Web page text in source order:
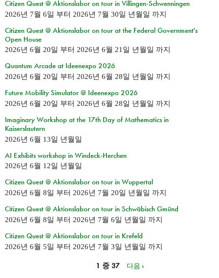
Citizen Quest @ Aktionslabor on tour in Villingen-Schwenningen
2026년 7월 6일 부터 2026년 7월 30일 년월일 까지
Citizen Quest @ Aktionslabor on tour at the Federal Government's
Open House
2026년 6월 20일 부터 2026년 6월 21일 년월일 까지
Quantum Arcade at Ideenexpo 2026
2026년 6월 20일 부터 2026년 6월 28일 년월일 까지
Future Mobility Simulator @ Ideenexpo 2026
2026년 6월 20일 부터 2026년 6월 28일 년월일 까지
Imaginary Workshop at the 17th Day of Mathematics in
Kaiserslautern
2026년 6월 13일 년월일
AI Exhibits workshop in Windeck-Herchen
2026년 6월 12일 년월일
Citizen Quest @ Aktionslabor on tour in Wuppertal
2026년 6월 8일 부터 2026년 7월 20일 년월일 까지
Citizen Quest @ Aktionslabor on tour in Schwäbisch Gmünd
2026년 6월 8일 부터 2026년 7월 6일 년월일 까지
Citizen Quest @ Aktionslabor on tour in Krefeld
2026년 6월 5일 부터 2026년 7월 3일 년월일 까지
1 중 37 다음 ›